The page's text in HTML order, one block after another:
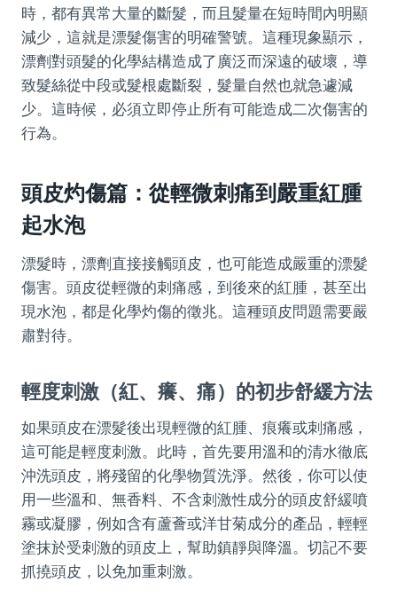
時，都有異常大量的斷髮，而且髮量在短時間內明顯
減少，這就是漂髮傷害的明確警號。這種現象顯示，
漂劑對頭髮的化學結構造成了廣泛而深遠的破壞，導
致髮絲從中段或髮根處斷裂，髮量自然也就急遽減
少。這時候，必須立即停止所有可能造成二次傷害的
行為。
頭皮灼傷篇：從輕微刺痛到嚴重紅腫
起水泡
漂髮時，漂劑直接接觸頭皮，也可能造成嚴重的漂髮
傷害。頭皮從輕微的刺痛感，到後來的紅腫，甚至出
現水泡，都是化學灼傷的徵兆。這種頭皮問題需要嚴
肅對待。
輕度刺激（紅、癢、痛）的初步舒緩方法
如果頭皮在漂髮後出現輕微的紅腫、痕癢或刺痛感，
這可能是輕度刺激。此時，首先要用溫和的清水徹底
沖洗頭皮，將殘留的化學物質洗淨。然後，你可以使
用一些溫和、無香料、不含刺激性成分的頭皮舒緩噴
霧或凝膠，例如含有蘆薈或洋甘菊成分的產品，輕輕
塗抹於受刺激的頭皮上，幫助鎮靜與降溫。切記不要
抓撓頭皮，以免加重刺激。